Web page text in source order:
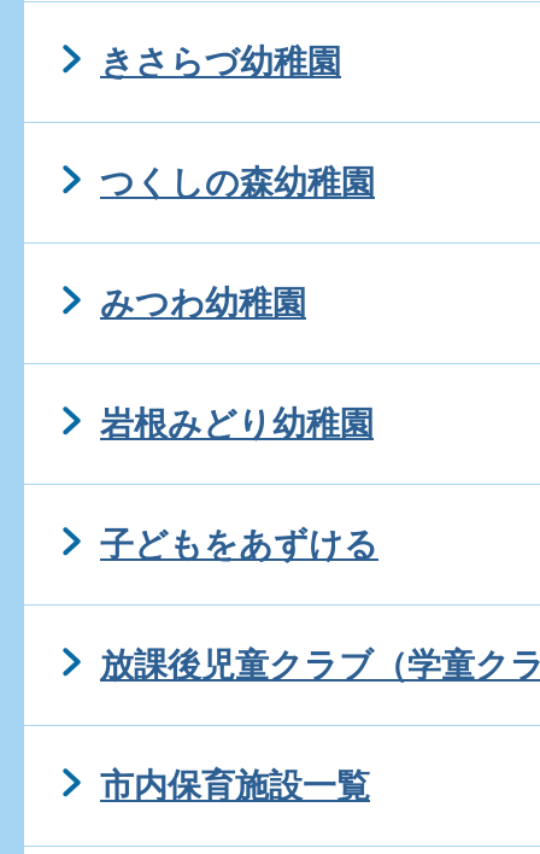
きさらづ幼稚園
つくしの森幼稚園
みつわ幼稚園
岩根みどり幼稚園
子どもをあずける
放課後児童クラブ（学童ク
市内保育施設一覧